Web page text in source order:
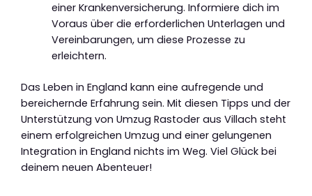
einer Krankenversicherung. Informiere dich im
Voraus über die erforderlichen Unterlagen und
Vereinbarungen, um diese Prozesse zu
erleichtern.
Das Leben in England kann eine aufregende und
bereichernde Erfahrung sein. Mit diesen Tipps und der
Unterstützung von Umzug Rastoder aus Villach steht
einem erfolgreichen Umzug und einer gelungenen
Integration in England nichts im Weg. Viel Glück bei
deinem neuen Abenteuer!